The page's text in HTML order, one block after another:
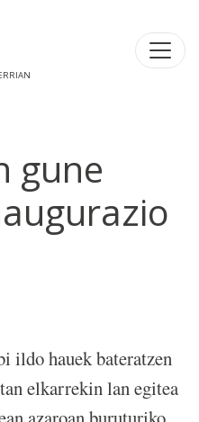
gune
ildo hauek bateratzen
elkarrekin lan egitea